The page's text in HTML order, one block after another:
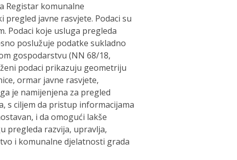
Registar komunalne
javne rasvjete. Podaci su
Podaci koje usluga pregleda
poslužuje podatke sukladno
gospodarstvu (NN 68/18,
podaci prikazuju geometriju
ormar javne rasvjete,
je namijenjena za pregled
s ciljem da pristup informacijama
i da omogući lakše
pregleda razvija, upravlja,
i komunalne djelatnosti grada